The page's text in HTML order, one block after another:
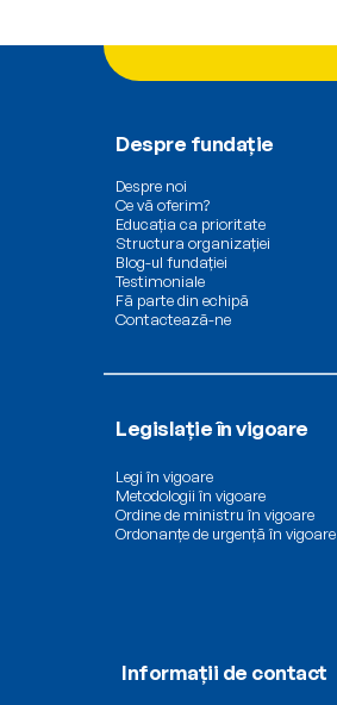
Despre fundație
Despre noi
Ce vă oferim?
Educația ca prioritate
Structura organizației
Blog-ul fundației
Testimoniale
Fă parte din echipă
Contactează-ne
Legislație în vigoare
Legi în vigoare
Metodologii în vigoare
Ordine de ministru în vigoare
Ordonanțe de urgență în vigoare
Informații de contact